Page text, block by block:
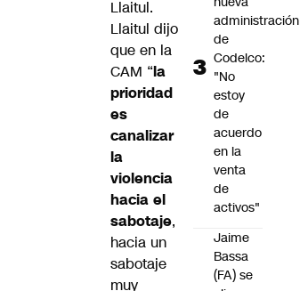
Llaitul.
Llaitul dijo
que en la
CAM “la
prioridad
es
canalizar
la
violencia
hacia el
sabotaje,
hacia un
sabotaje
muy
administración
de
Codelco:
"No
estoy
de
acuerdo
en la
venta
de
activos"
Jaime
Bassa
(FA) se